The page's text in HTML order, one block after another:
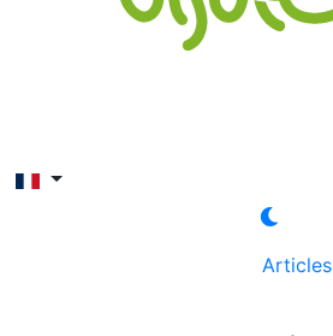
Articles